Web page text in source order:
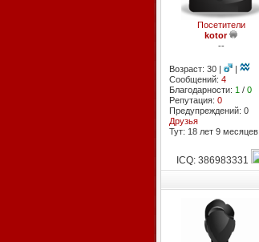
Посетители
kotor
--
Возраст: 30 |
|
Сообщений: 4
Благодарности: 1 / 0
Репутация: 0
Предупреждений: 0
Друзья
Тут: 18 лет 9 месяцев
ICQ: 386983331